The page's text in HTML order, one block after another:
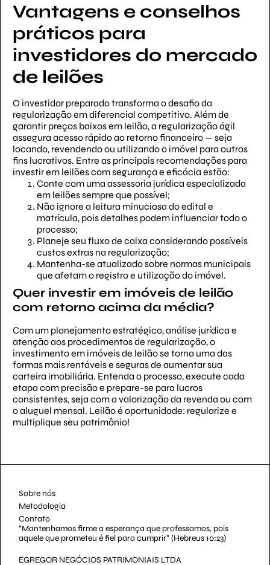
Vantagens e conselhos
práticos para
investidores do mercado
de leilões
O investidor preparado transforma o desafio da
regularização em diferencial competitivo. Além de
garantir preços baixos em leilão, a regularização ágil
assegura acesso rápido ao retorno financeiro — seja
locando, revendendo ou utilizando o imóvel para outros
fins lucrativos. Entre as principais recomendações para
investir em leilões com segurança e eficácia estão:
Conte com uma assessoria jurídica especializada
em leilões sempre que possível;
Não ignore a leitura minuciosa do edital e
matrícula, pois detalhes podem influenciar todo o
processo;
Planeje seu fluxo de caixa considerando possíveis
custos extras na regularização;
Mantenha-se atualizado sobre normas municipais
que afetam o registro e utilização do imóvel.
Quer investir em imóveis de leilão
com retorno acima da média?
Com um planejamento estratégico, análise jurídica e
atenção aos procedimentos de regularização, o
investimento em imóveis de leilão se torna uma das
formas mais rentáveis e seguras de aumentar sua
carteira imobiliária. Entenda o processo, execute cada
etapa com precisão e prepare-se para lucros
consistentes, seja com a valorização da revenda ou com
o aluguel mensal. Leilão é oportunidade: regularize e
multiplique seu patrimônio!
EGREGOR NEGÓCIOS PATRIMONIAIS LTDA
Sobre nós
Metodologia
Contato
“Mantenhamos firme a esperança que professamos, pois
aquele que prometeu é fiel para cumprir” (Hebreus 10:23)